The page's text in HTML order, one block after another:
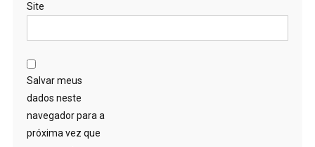
Site
Salvar meus
dados neste
navegador para a
próxima vez que